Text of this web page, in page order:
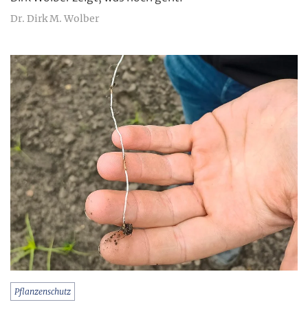
Dr. Dirk M. Wolber
Pflanzenschutz